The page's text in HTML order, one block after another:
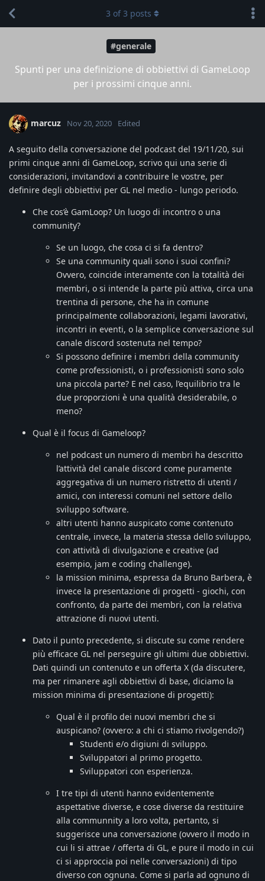
#generale
Spunti per una definizione di obbiettivi di GameLoop
per i prossimi cinque anni.
3 of3 posts
marcuz Nov 20, 2020 Edited
A seguito della conversazione del podcast del 19/11/20, sui
primi cinque anni di GameLoop, scrivo qui una serie di
considerazioni, invitandovi a contribuire le vostre, per
definire degli obbiettivi per GL nel medio - lungo periodo.
Che cos’è GamLoop? Un luogo di incontro o una
community?
Se un luogo, che cosa ci si fa dentro?
Se una community quali sono i suoi confini?
Ovvero, coincide interamente con la totalità dei
membri, o si intende la parte più attiva, circa una
trentina di persone, che ha in comune
principalmente collaborazioni, legami lavorativi,
incontri in eventi, o la semplice conversazione sul
canale discord sostenuta nel tempo?
Si possono definire i membri della community
come professionisti, o i professionisti sono solo
una piccola parte? E nel caso, l’equilibrio tra le
due proporzioni è una qualità desiderabile, o
meno?
Qual è il focus di Gameloop?
nel podcast un numero di membri ha descritto
l’attività del canale discord come puramente
aggregativa di un numero ristretto di utenti /
amici, con interessi comuni nel settore dello
sviluppo software.
altri utenti hanno auspicato come contenuto
centrale, invece, la materia stessa dello sviluppo,
con attività di divulgazione e creative (ad
esempio, jam e coding challenge).
la mission minima, espressa da Bruno Barbera, è
invece la presentazione di progetti - giochi, con
confronto, da parte dei membri, con la relativa
attrazione di nuovi utenti.
Dato il punto precedente, si discute su come rendere
più efficace GL nel perseguire gli ultimi due obbiettivi.
Dati quindi un contenuto e un offerta X (da discutere,
ma per rimanere agli obbiettivi di base, diciamo la
mission minima di presentazione di progetti):
Qual è il profilo dei nuovi membri che si
auspicano? (ovvero: a chi ci stiamo rivolgendo?)
Studenti e/o digiuni di sviluppo.
Sviluppatori al primo progetto.
Sviluppatori con esperienza.
I tre tipi di utenti hanno evidentemente
aspettative diverse, e cose diverse da restituire
alla communnity a loro volta, pertanto, si
suggerisce una conversazione (ovvero il modo in
cui li si attrae / offerta di GL, e pure il modo in cui
ci si approccia poi nelle conversazioni) di tipo
diverso con ognuna. Come si parla ad ognuno di